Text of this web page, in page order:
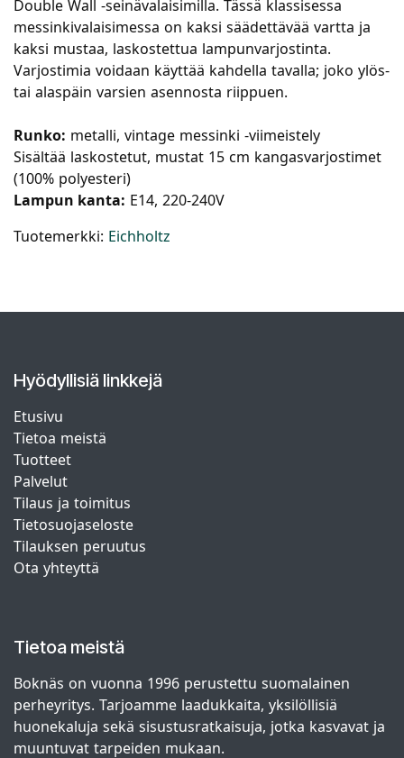
Double Wall -seinävalaisimilla. Tässä klassisessa
messinkivalaisimessa on kaksi säädettävää vartta ja
kaksi mustaa, laskostettua lampunvarjostinta.
Varjostimia voidaan käyttää kahdella tavalla; joko ylös-
tai alaspäin varsien asennosta riippuen.
Runko: metalli, vintage messinki -viimeistely
Sisältää laskostetut, mustat 15 cm kangasvarjostimet
(100% polyesteri)
Lampun kanta: E14, 220-240V
Tuotemerkki: Eichholtz
Hyödyllisiä linkkejä
Etusivu
Tietoa meistä
Tuotteet
Palvelut
Tilaus ja toimitus
Tietosuojaseloste
Tilauksen peruutus
Ota yhteyttä
Tietoa meistä
Boknäs on vuonna 1996 perustettu suomalainen
perheyritys. Tarjoamme laadukkaita, yksilöllisiä
huonekaluja sekä sisustusratkaisuja, jotka kasvavat ja
muuntuvat tarpeiden mukaan.